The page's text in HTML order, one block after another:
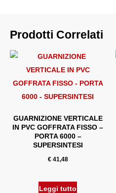
Prodotti Correlati
GUARNIZIONE VERTICALE
IN PVC GOFFRATA FISSO –
PORTA 6000 –
SUPERSINTESI
€41,48
Leggi tutto